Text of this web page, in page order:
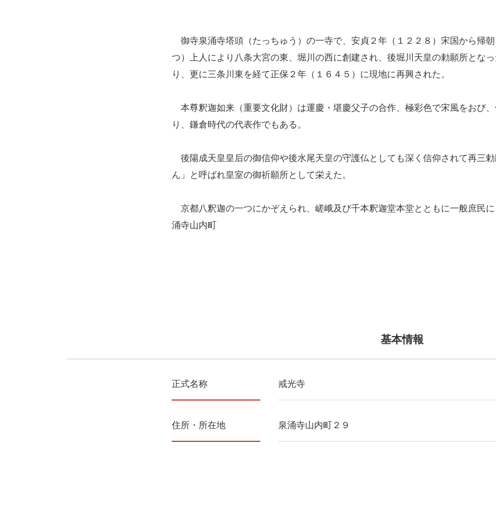
御寺泉涌寺塔頭（たっちゅう）の一寺で、安貞２年（１２２８）宋国から帰
つ）上人により八条大宮の東、堀川の西に創建され、後堀川天皇の勅願所とな
り、更に三条川東を経て正保２年（１６４５）に現地に再興された。
本尊釈迦如来（重要文化財）は運慶・堪慶父子の合作、極彩色で宋風をおび
り、鎌倉時代の代表作でもある。
後陽成天皇皇后の御信仰や後水尾天皇の守護仏としても深く信仰されて再三
ん」と呼ばれ皇室の御祈願所として栄えた。
京都八釈迦の一つにかぞえられ、嵯峨及び千本釈迦堂本堂とともに一般庶民
涌寺山内町
基本情報
正式名称 戒光寺
住所・所在地 泉涌寺山内町２９